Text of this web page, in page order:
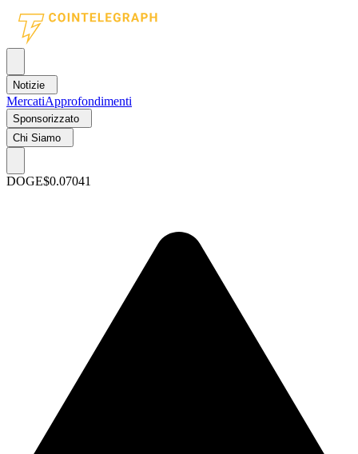
Notizie
MercatiApprofondimenti
Sponsorizzato
Chi Siamo
DOGE$0.07041